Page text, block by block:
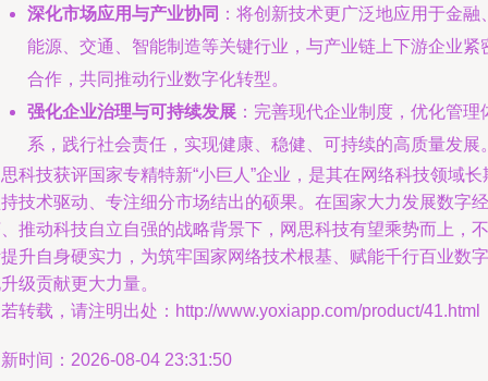
深化市场应用与产业协同 ：将创新技术更广泛地应用于金融
能源、交通、智能制造等关键行业，与产业链上下游企业紧
合作，共同推动行业数字化转型。
强化企业治理与可持续发展 ：完善现代企业制度，优化管理
系，践行社会责任，实现健康、稳健、可持续的高质量发展
科技获评国家专精特新“小巨人”企业，是其在网络科技领域长
技术驱动、专注细分市场结出的硕果。在国家大力发展数字经
推动科技自立自强的战略背景下，网思科技有望乘势而上，不
升自身硬实力，为筑牢国家网络技术根基、赋能千行百业数字
级贡献更大力量。
转载，请注明出处：http://www.yoxiapp.com/product/41.html
时间：2026-08-04 23:31:50